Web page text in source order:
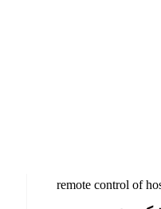
remote control of